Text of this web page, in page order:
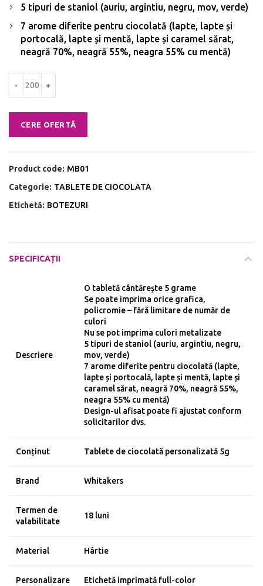
5 tipuri de staniol (auriu, argintiu, negru, mov, verde)
7 arome diferite pentru ciocolată (lapte, lapte și
portocală, lapte și mentă, lapte și caramel sărat,
neagră 70%, neagră 55%, neagra 55% cu mentă)
CERE OFERTĂ
Product code: MB01
Categorie: TABLETE DE CIOCOLATA
Etichetă: BOTEZURI
SPECIFICAȚII
Descriere
O tabletă cântărește 5 grame
Se poate imprima orice grafica,
policromie – fără limitare de număr de
culori
Nu se pot imprima culori metalizate
5 tipuri de staniol (auriu, argintiu, negru,
mov, verde)
7 arome diferite pentru ciocolată (lapte,
lapte și portocală, lapte și mentă, lapte și
caramel sărat, neagră 70%, neagră 55%,
neagra 55% cu mentă)
Design-ul afisat poate fi ajustat conform
solicitarilor dvs.
Conținut Tablete de ciocolată personalizată 5g
Brand Whitakers
Termen de
valabilitate
18 luni
Material Hârtie
Personalizare Etichetă imprimată full-color